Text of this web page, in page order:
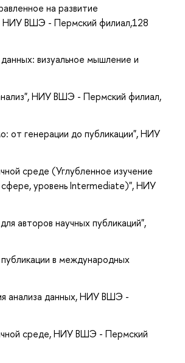
на развитие
НИУ ВШЭ - Пермский филиал,128
визуальное мышление и
НИУ ВШЭ - Пермский филиал,
от генерации до публикации", НИУ
среде (Углубленное изучение
сфере, уровень Intermediate)", НИУ
авторов научных публикаций",
в международных
анализа данных, НИУ ВШЭ -
среде, НИУ ВШЭ - Пермский